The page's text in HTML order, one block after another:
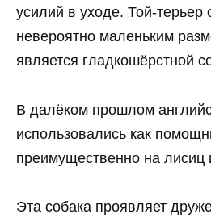
усилий в уходе. Той-терьер
невероятно маленьким
является гладкошёрстной
В далёком прошлом
использовались как
преимущественно на лисиц
Эта собака проявляет